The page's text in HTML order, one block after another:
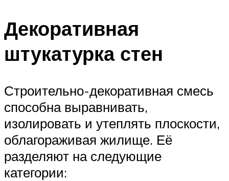
Декоративная
штукатурка стен
Строительно-декоративная смесь
способна выравнивать,
изолировать и утеплять плоскости,
облагораживая жилище. Её
разделяют на следующие
категории: